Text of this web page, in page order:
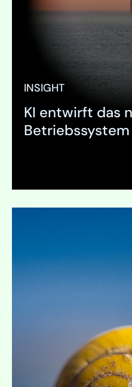
INSIGHT
KI entwirft das
Betriebssystem